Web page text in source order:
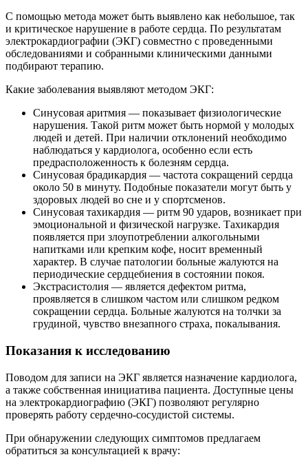
С помощью метода может быть выявлено как небольшое, так
и критическое нарушение в работе сердца. По результатам
электрокардиографии (ЭКГ) совместно с проведенными
обследованиями и собранными клиническими данными
подбирают терапию.
Какие заболевания выявляют методом ЭКГ:
Синусовая аритмия — показывает физиологические
нарушения. Такой ритм может быть нормой у молодых
людей и детей. При наличии отклонений необходимо
наблюдаться у кардиолога, особенно если есть
предрасположенность к болезням сердца.
Синусовая брадикардия ― частота сокращений сердца
около 50 в минуту. Подобные показатели могут быть у
здоровых людей во сне и у спортсменов.
Синусовая тахикардия — ритм 90 ударов, возникает при
эмоциональной и физической нагрузке. Тахикардия
появляется при злоупотреблении алкогольными
напитками или крепким кофе, носит временный
характер. В случае патологии больные жалуются на
периодические сердцебиения в состоянии покоя.
Экстрасистолия — является дефектом ритма,
проявляется в слишком частом или слишком редком
сокращении сердца. Больные жалуются на толчки за
грудиной, чувство внезапного страха, покалывания.
Показания к исследованию
Поводом для записи на ЭКГ является назначение кардиолога,
а также собственная инициатива пациента. Доступные цены
на электрокардиографию (ЭКГ) позволяют регулярно
проверять работу сердечно-сосудистой системы.
При обнаружении следующих симптомов предлагаем
обратиться за консультацией к врачу: